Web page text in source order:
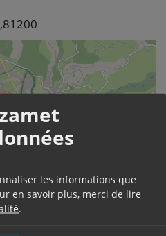
les informations que
en savoir plus, merci de lire
.